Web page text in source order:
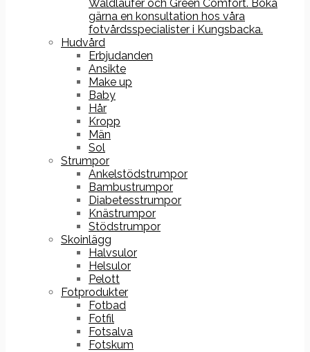
Waldläufer och Green Comfort. Boka
gärna en konsultation hos våra
fotvårdsspecialister i Kungsbacka.
Hudvård
Erbjudanden
Ansikte
Make up
Baby
Hår
Kropp
Män
Sol
Strumpor
Ankelstödstrumpor
Bambustrumpor
Diabetesstrumpor
Knästrumpor
Stödstrumpor
Skoinlägg
Halvsulor
Helsulor
Pelott
Fotprodukter
Fotbad
Fotfil
Fotsalva
Fotskum